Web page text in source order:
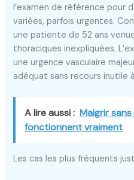
l’examen de référence pour
variées, parfois urgentes.
une patiente de 52 ans
thoraciques inexpliquées.
une urgence vasculaire
adéquat sans recours inutile
A lire aussi : Maigrir
fonctionnent vraiment
Les cas les plus fréquents